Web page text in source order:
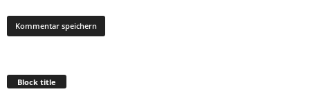
Block title